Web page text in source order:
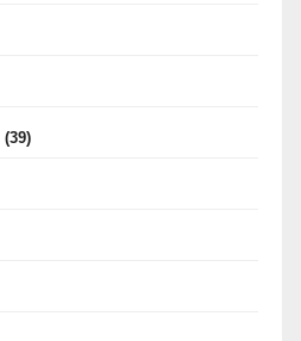
(39)